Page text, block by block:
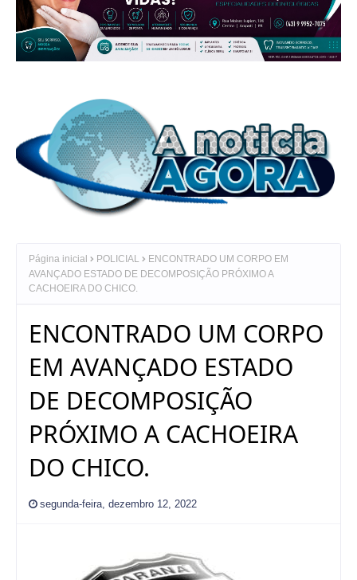
Página inicial POLICIAL
ENCONTRADO UM CORPO EM
AVANÇADO ESTADO DE DECOMPOSIÇÃO PRÓXIMO A
CACHOEIRA DO CHICO.
ENCONTRADO UM CORPO
EM AVANÇADO ESTADO
DE DECOMPOSIÇÃO
PRÓXIMO A CACHOEIRA
DO CHICO.
segunda-feira, dezembro 12, 2022